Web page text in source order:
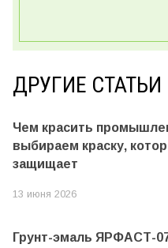
ДРУГИЕ СТАТЬИ
Чем красить
выбираем краску,
защищает
13 июня 2026
Грунт-эмаль ЯРФАСТ-